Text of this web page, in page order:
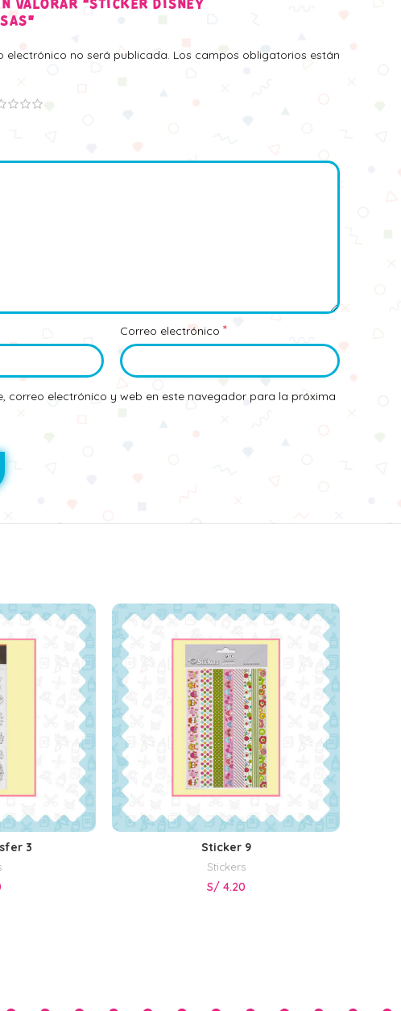
VALORAR “STICKER DISNEY
electrónico no será publicada. Los campos obligatorios están
Correo electrónico *
correo electrónico y web en este navegador para la próxima
3 AÑADIR AL CARRITO
Sticker 9
Stickers
S/ 4.20